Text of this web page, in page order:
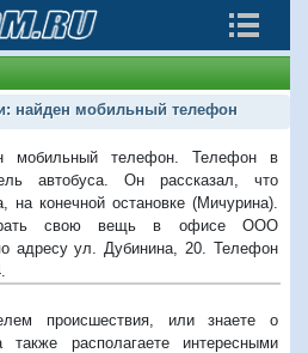
найден мобильный телефон
телефон. Телефон в
автобуса. Он рассказал, что
конечной остановке (Мичурина).
свою вещь в офисе ООО
адресу ул. Дубинина, 20. Телефон
происшествия, или знаете о
располагаете интересными